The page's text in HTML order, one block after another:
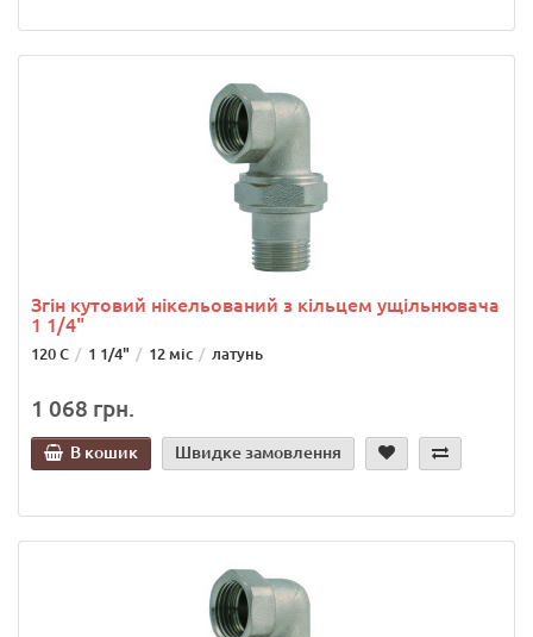
Згін кутовий нікельований з кільцем ущільнювача
1 1/4"
120 C 1 1/4" 12 міс латунь
1 068 грн.
В кошик Швидке замовлення